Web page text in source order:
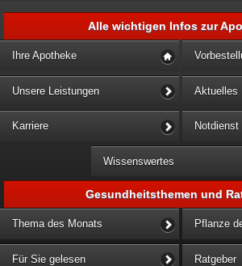
Alle wichtigen Infos zur
Ihre Apotheke
Unsere Leistungen Aktuelles
Karriere Notdienst
Wissenswertes
Gesundheitsthemen und
Thema des Monats Pflanze
Für Sie gelesen Ratgeber